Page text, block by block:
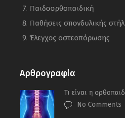
Παιδοορθοπαιδική
Παθήσεις σπονδυλικής
Έλεγχος οστεοπόρωσης
Αρθρογραφία
Τι είναι η
No Comments